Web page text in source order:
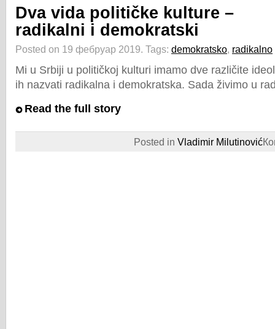
Dva vida političke kulture –
radikalni i demokratski
Posted on 19 фебруар 2019. Tags: demokratsko, radikalno
Mi u Srbiji u političkoj kulturi imamo dve različite
ih nazvati radikalna i demokratska. Sada živimo u
Read the full story
Posted in Vladimir Milutinović